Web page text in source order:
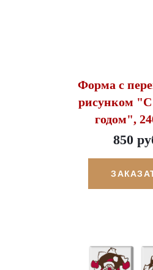
Форма с
рисунком
годом",
850